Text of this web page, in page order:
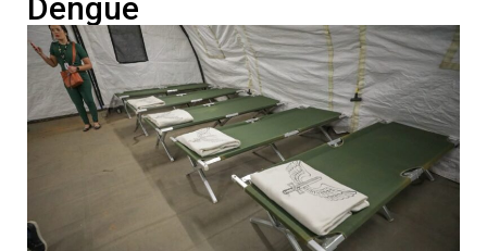
Dengue